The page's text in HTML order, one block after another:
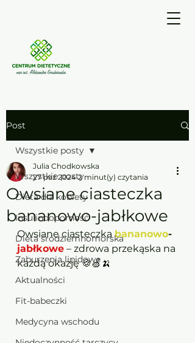
Post
Wszystkie posty
Dieta dla kobiety
Insulinooporność
Dieta śródziemnomorska
Zaburzenia lipidowe
Aktualności
Fit-babeczki
Medycyna wschodu
Wszystkie posty
Owsiane ciasteczka
bananowo-jabłkowe
Julia Chodkowska
27 paź 2024 2 minut(y) czytania
Owsiane ciasteczka bananowo-
jabłkowe – zdrowa przekąska na
każdą okazję 🍪🍏🍌